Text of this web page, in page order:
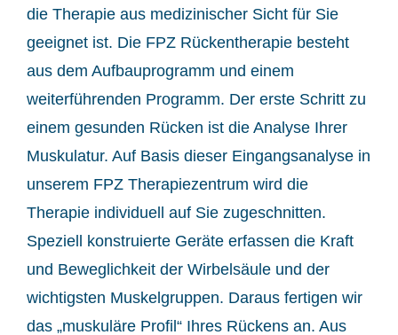
die Therapie aus medizinischer Sicht für Sie
geeignet ist. Die FPZ Rückentherapie besteht
aus dem Aufbauprogramm und einem
weiterführenden Programm. Der erste Schritt zu
einem gesunden Rücken ist die Analyse Ihrer
Muskulatur. Auf Basis dieser Eingangsanalyse in
unserem FPZ Therapiezentrum wird die
Therapie individuell auf Sie zugeschnitten.
Speziell konstruierte Geräte erfassen die Kraft
und Beweglichkeit der Wirbelsäule und der
wichtigsten Muskelgruppen. Daraus fertigen wir
das „muskuläre Profil“ Ihres Rückens an. Aus